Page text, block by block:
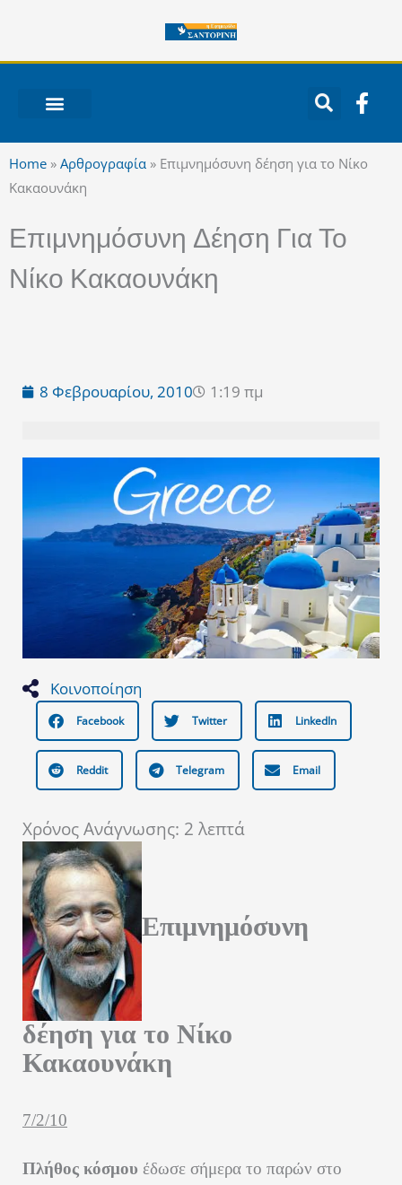
περιεχόμενο
F
a
e
b
Home » Αρθρογραφία » Επιμνημόσυνη δέηση για το Νίκο
Κακαουνάκη
Επιμνημόσυνη Δέηση Για Το
Νίκο Κακαουνάκη
8 Φεβρουαρίου, 2010 1:19 πμ
Κοινοποίηση
Facebook Twitter LinkedIn
Reddit Telegram Email
Χρόνος Ανάγνωσης: 2 λεπτά
Επιμνημόσυνη
δέηση για το Νίκο
Κακαουνάκη
7/2/10
Πλήθος κόσμου έδωσε σήμερα το παρών στο